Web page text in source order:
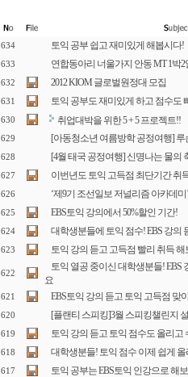
634 토익 공부 쉽고 재미있게 해봅시다!
633 연합동아리 너울가지 안동 MT 1박
632 2012 KIOM 글로벌원정대 모집
631 토익 공부도 재미있게 하고 점수도
630 취업대박을 위한 5 + 5 프로젝트!!
629 [아동청소년 여름방학 공정여행] 루
628 [4월 태국 공정여행] 신명나는 물의
627 이번년도 토익 고득점 최단기간 취
626 ‘제9기 조선일보 저널리즘 아카데미
625 EBS토익 강의에서 50%할인 기간!
624 대학생분들에 토익 점수! EBS 강의
623 토익 강의 듣고 고득점 빨리 취득 해
622
토익 열공 중이신 대학생분들! EBS
요
621 EBS토익 강의 듣고 토익 고득점 맞
620 [플랜티 스피킹]3월 스피킹챌린지
619 토익 강의 듣고 토익 점수도 올리고
618 대학생분들! 토익 점수 이제 쉽게
617 토익 공부는 EBS토익 인강으로 해